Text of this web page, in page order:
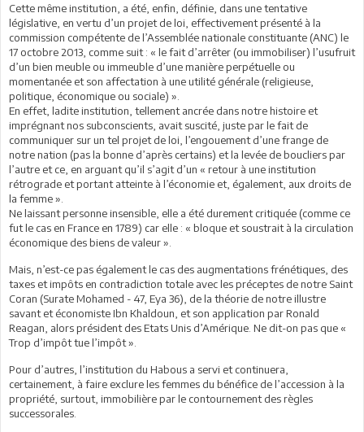
Cette même institution, a été, enfin, définie, dans une tentative
législative, en vertu d’un projet de loi, effectivement présenté à la
commission compétente de l’Assemblée nationale constituante (ANC) le
17 octobre 2013, comme suit : « le fait d’arrêter (ou immobiliser) l’usufruit
d’un bien meuble ou immeuble d’une manière perpétuelle ou
momentanée et son affectation à une utilité générale (religieuse,
politique, économique ou sociale) ».
En effet, ladite institution, tellement ancrée dans notre histoire et
imprégnant nos subconscients, avait suscité, juste par le fait de
communiquer sur un tel projet de loi, l’engouement d’une frange de
notre nation (pas la bonne d’après certains) et la levée de boucliers par
l’autre et ce, en arguant qu’il s’agit d’un « retour à une institution
rétrograde et portant atteinte à l’économie et, également, aux droits de
la femme ».
Ne laissant personne insensible, elle a été durement critiquée (comme ce
fut le cas en France en 1789) car elle : « bloque et soustrait à la circulation
économique des biens de valeur ».
Mais, n’est-ce pas également le cas des augmentations frénétiques, des
taxes et impôts en contradiction totale avec les préceptes de notre Saint
Coran (Surate Mohamed - 47, Eya 36), de la théorie de notre illustre
savant et économiste Ibn Khaldoun, et son application par Ronald
Reagan, alors président des Etats Unis d’Amérique. Ne dit-on pas que «
Trop d’impôt tue l’impôt ».
Pour d’autres, l’institution du Habous a servi et continuera,
certainement, à faire exclure les femmes du bénéfice de l’accession à la
propriété, surtout, immobilière par le contournement des règles
successorales.